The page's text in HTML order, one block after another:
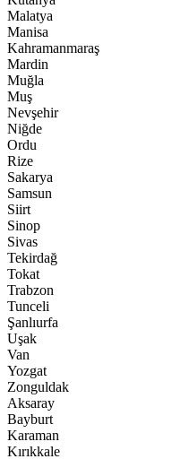
Malatya
Manisa
Kahramanmaraş
Mardin
Muğla
Muş
Nevşehir
Niğde
Ordu
Rize
Sakarya
Samsun
Siirt
Sinop
Sivas
Tekirdağ
Tokat
Trabzon
Tunceli
Şanlıurfa
Uşak
Van
Yozgat
Zonguldak
Aksaray
Bayburt
Karaman
Kırıkkale